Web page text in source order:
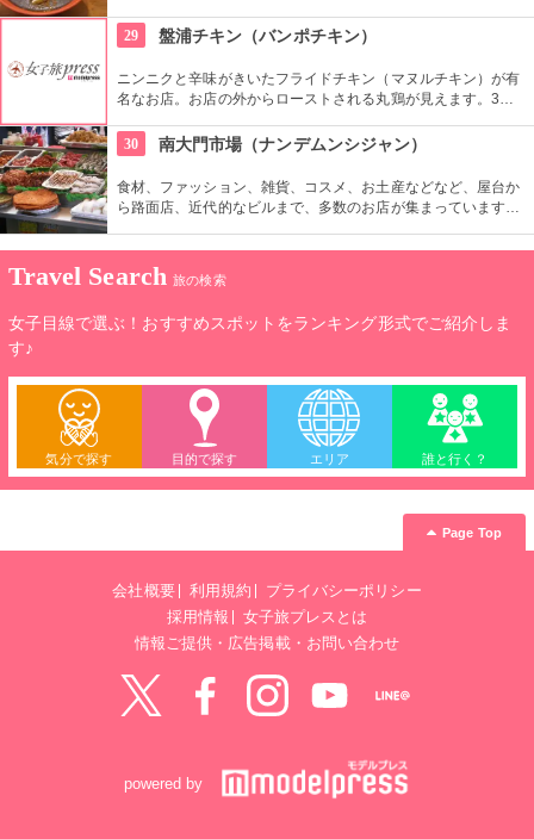
いた味は、クセになりそう。テイクアウトも可能です。
29 盤浦チキン（バンポチキン）
ニンニクと辛味がきいたフライドチキン（マヌルチキン）が有
名なお店。お店の外からローストされる丸鶏が見えます。3時
ンニクソースがきいています。昼も夜も、地元客が多く集まり
ます。
30 南大門市場（ナンデムンシジャン）
食材、ファッション、雑貨、コスメ、お土産などなど、屋台か
ら路面店、近代的なビルまで、多数のお店が集まっています。
地は常に買い物客であふれかえり、賑やかな空間が溢れます。
Travel Search 旅の検索
女子目線で選ぶ！おすすめスポットをランキング形式でご紹介しま
す♪
気分で探す 目的で探す エリア 誰と行く？
Page Top
会社概要 利用規約
プライバシーポリシー
採用情報
女子旅プレスとは
情報ご提供・広告掲載・お問い合わせ
powered by